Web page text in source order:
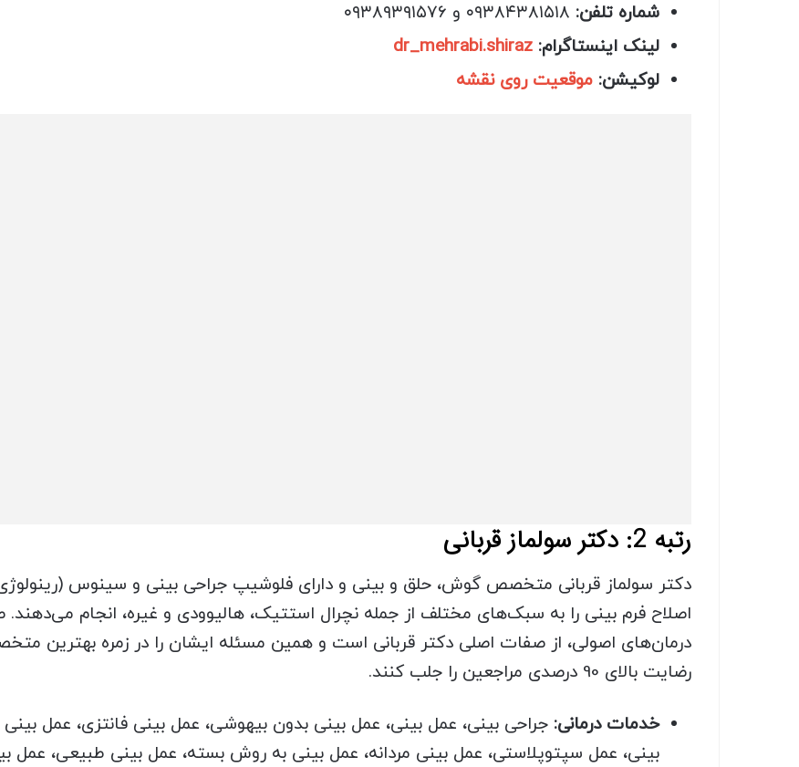
شماره تلفن: ۰۹۳۸۴۳۸۱۵۱۸ و ۰۹۳۸۹۳۹۱۵۷۶
لینک اینستاگرام: dr_mehrabi.shiraz
لوکیشن: موقعیت روی نقشه
رتبه 2: دکتر سولماز قربانی
دکتر سولماز قربانی متخصص گوش، حلق و بینی و دارای فلوشیپ جراحی بینی و سینوس
اصلاح فرم بینی را به سبک‌های مختلف از جمله نچرال استتیک، هالیوودی و غیره، انجام می‌دهند.
درمان‌های اصولی، از صفات اصلی دکتر قربانی است و همین مسئله ایشان را در زمره بهترین
رضایت بالای 90 درصدی مراجعین را جلب کنند.
خدمات درمانی: جراحی بینی، عمل بینی، عمل بینی بدون بیهوشی، عمل بینی فانتزی، عمل
بینی، عمل سپتوپلاستی، عمل بینی مردانه، عمل بینی به روش بسته، عمل بینی طبیعی، عمل